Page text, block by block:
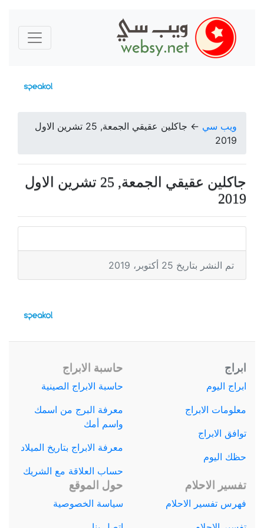
ويب سي ←
جاكلين عقيقي الجمعة, 25 تشرين الاول
2019
جاكلين عقيقي الجمعة, 25 تشرين الاول
2019
تم النشر بتاريخ 25 أكتوبر، 2019
ابراج
ابراج اليوم
معلومات الابراج
توافق الابراج
حظك اليوم
حاسبة الابراج
حاسبة الابراج الصينية
معرفة البرج من اسمك
واسم أمك
معرفة الابراج بتاريخ الميلاد
حساب العلاقة مع الشريك
تفسير الاحلام
فهرس تفسير الاحلام
حول الموقع
سياسة الخصوصية